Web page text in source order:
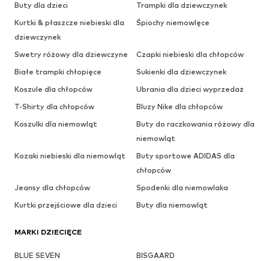
Buty dla dzieci
Trampki dla dziewczynek
Kurtki & płaszcze niebieski dla
dziewczynek
Śpiochy niemowlęce
Swetry różowy dla dziewczyne
Czapki niebieski dla chłopców
Białe trampki chłopięce
Sukienki dla dziewczynek
Koszule dla chłopców
Ubrania dla dzieci wyprzedaż
T-Shirty dla chłopców
Bluzy Nike dla chłopców
Koszulki dla niemowląt
Buty do raczkowania różowy dla
niemowląt
Kozaki niebieski dla niemowląt
Buty sportowe ADIDAS dla
chłopców
Jeansy dla chłopców
Spodenki dla niemowlaka
Kurtki przejściowe dla dzieci
Buty dla niemowląt
MARKI DZIECIĘCE
BLUE SEVEN
BISGAARD